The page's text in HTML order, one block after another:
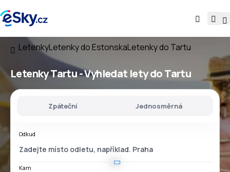
LetenkyLetenky do EstonskaLetenky do Tartu
Letenky Tartu - Vyhledat lety do Tartu
Zpáteční Jednosměrná
Odkud
Kam